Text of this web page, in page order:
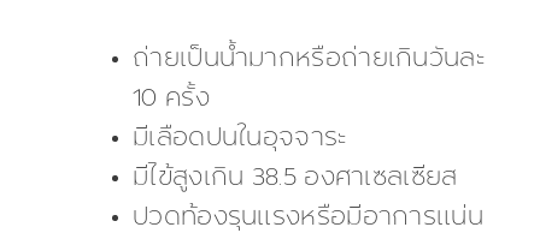
ถ่ายเป็นน้ำมากหรือถ่ายเกินวันละ
10 ครั้ง
มีเลือดปนในอุจจาระ
มีไข้สูงเกิน 38.5 องศาเซลเซียส
ปวดท้องรุนแรงหรือมีอาการแน่น